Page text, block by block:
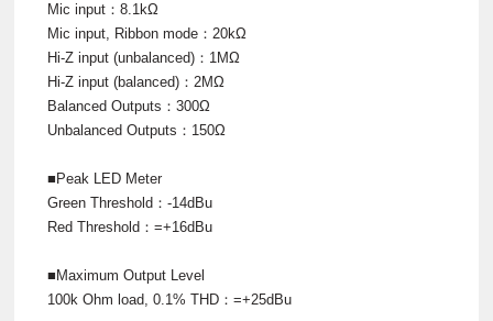
Mic input：8.1kΩ
Mic input, Ribbon mode：20kΩ
Hi-Z input (unbalanced)：1MΩ
Hi-Z input (balanced)：2MΩ
Balanced Outputs：300Ω
Unbalanced Outputs：150Ω
■Peak LED Meter
Green Threshold：-14dBu
Red Threshold：=+16dBu
■Maximum Output Level
100k Ohm load, 0.1% THD：=+25dBu